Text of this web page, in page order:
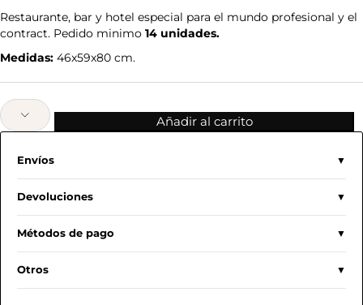
Restaurante, bar y hotel especial para el mundo profesional y el
contract. Pedido minimo 14 unidades.
Medidas: 46x59x80 cm.
Añadir al carrito
Envíos
Devoluciones
Métodos de pago
Otros